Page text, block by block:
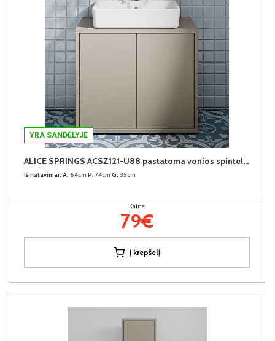
YRA SANDĖLYJE
ALICE SPRINGS ACSZ121-U88 pastatoma vonios spintelė praustuvui
Išmatavimai: A: 64cm P: 74cm G: 35cm
Kaina:
79€
Į krepšelį